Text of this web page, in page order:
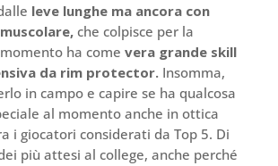
leve lunghe ma ancora con
che colpisce per la
ha come vera grande skill
da rim protector.Insomma,
in campo e capire se ha qualcosa
al momento anche in ottica
i giocatori considerati da Top 5. Di
più attesi al college, anche perché